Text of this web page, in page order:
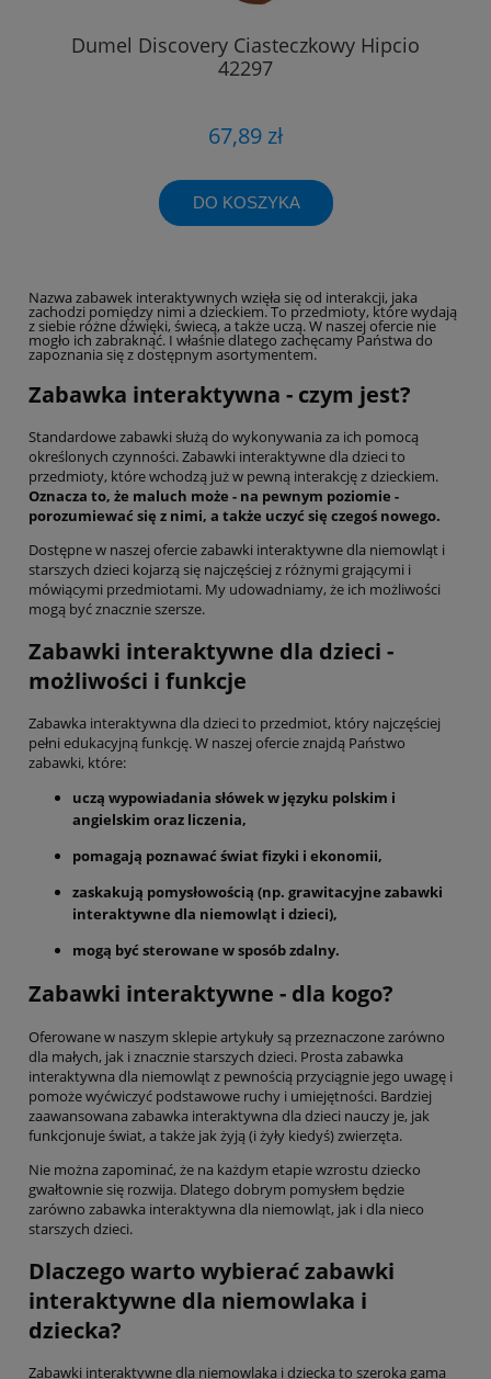
Dumel Discovery Ciasteczkowy Hipcio
42297
67,89 zł
DO KOSZYKA
Nazwa zabawek interaktywnych wzięła się od interakcji, jaka
zachodzi pomiędzy nimi a dzieckiem. To przedmioty, które wydają
z siebie różne dźwięki, świecą, a także uczą. W naszej ofercie nie
mogło ich zabraknąć. I właśnie dlatego zachęcamy Państwa do
zapoznania się z dostępnym asortymentem.
Zabawka interaktywna - czym jest?
Standardowe zabawki służą do wykonywania za ich pomocą
określonych czynności. Zabawki interaktywne dla dzieci to
przedmioty, które wchodzą już w pewną interakcję z dzieckiem.
Oznacza to, że maluch może - na pewnym poziomie -
porozumiewać się z nimi, a także uczyć się czegoś nowego.
Dostępne w naszej ofercie zabawki interaktywne dla niemowląt i
starszych dzieci kojarzą się najczęściej z różnymi grającymi i
mówiącymi przedmiotami. My udowadniamy, że ich możliwości
mogą być znacznie szersze.
Zabawki interaktywne dla dzieci -
możliwości i funkcje
Zabawka interaktywna dla dzieci to przedmiot, który najczęściej
pełni edukacyjną funkcję. W naszej ofercie znajdą Państwo
zabawki, które:
uczą wypowiadania słówek w języku polskim i
angielskim oraz liczenia,
pomagają poznawać świat fizyki i ekonomii,
zaskakują pomysłowością (np. grawitacyjne zabawki
interaktywne dla niemowląt i dzieci),
mogą być sterowane w sposób zdalny.
Zabawki interaktywne - dla kogo?
Oferowane w naszym sklepie artykuły są przeznaczone zarówno
dla małych, jak i znacznie starszych dzieci. Prosta zabawka
interaktywna dla niemowląt z pewnością przyciągnie jego uwagę i
pomoże wyćwiczyć podstawowe ruchy i umiejętności. Bardziej
zaawansowana zabawka interaktywna dla dzieci nauczy je, jak
funkcjonuje świat, a także jak żyją (i żyły kiedyś) zwierzęta.
Nie można zapominać, że na każdym etapie wzrostu dziecko
gwałtownie się rozwija. Dlatego dobrym pomysłem będzie
zarówno zabawka interaktywna dla niemowląt, jak i dla nieco
starszych dzieci.
Dlaczego warto wybierać zabawki
interaktywne dla niemowlaka i
dziecka?
Zabawki interaktywne dla niemowlaka i dziecka to szeroka gama